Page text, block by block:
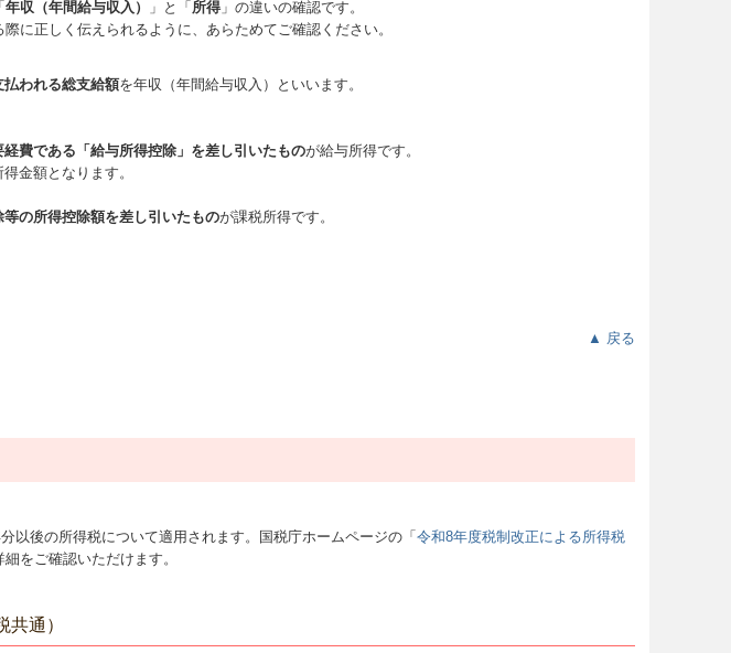
年収（年間給与収入） 」と「所得」の違いの確認です。
に正しく伝えられるように、あらためてご確認ください。
払われる総支給額を年収（年間給与収入）といいます。
費である「給与所得控除」を差し引いたものが給与所得です。
金額となります。
の所得控除額を差し引いたものが課税所得です。
▲ 戻る
以後の所得税について適用されます。国税庁ホームページの「 令和8年度税制改正による所得税
をご確認いただけます。
通）